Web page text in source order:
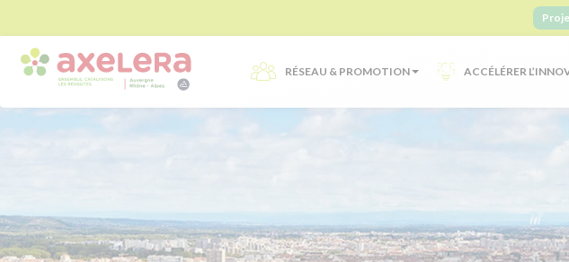
RÉSEAU & PROMOTION ACCÉLÉRER